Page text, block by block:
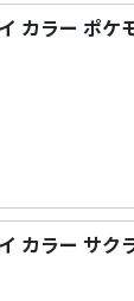
カラー ポ
カラー サ